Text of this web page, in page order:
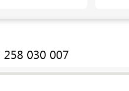
030 007